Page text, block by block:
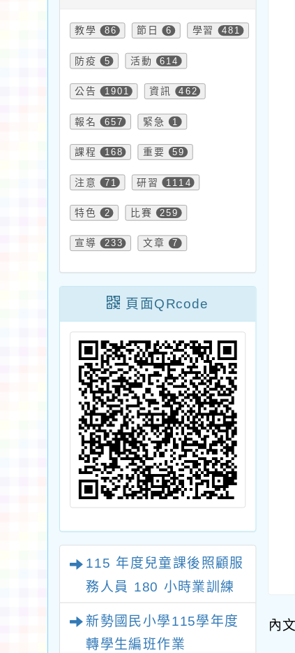
教學 86 節日 6 學習 481
防疫 5 活動 614
公告 1901 資訊 462
報名 657 緊急 1
課程 168 重要 59
注意 71 研習 1114
特色 2 比賽 259
宣導 233 文章 7
頁面QRcode
115 年度兒童課後照顧服
務人員 180 小時業訓練
新勢國民小學115學年度
轉學生編班作業
內